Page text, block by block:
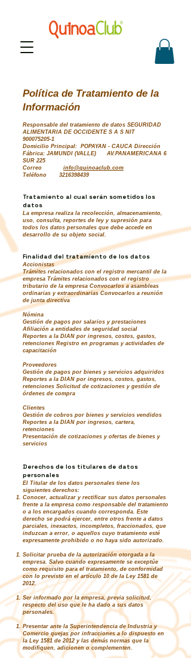
Política de Tratamiento de la
Información
Responsable del tratamiento de datos SEGURIDAD
ALIMENTARIA DE OCCIDENTE S A S NIT
900075205-1
Domicilio Principal: POPAYAN - CAUCA Dirección
Fábrica: JAMUNDI (VALLE) AV.PANAMERICANA 6
SUR 225
Correo info@quinoaclub.com
Teléfono 3216398439
Tratamiento al cual serán sometidos los
datos
La empresa realiza la recolección, almacenamiento,
uso, consulta, reportes de ley y supresión para
todos los datos personales que debe accede en
desarrollo de su objeto social.
Finalidad del tratamiento de los datos
Accionistas
Trámites relacionados con el registro mercantil de la
empresa Trámites relacionados con el registro
tributario de la empresa Convocarlos a asambleas
ordinarias y extraordinarias Convocarlos a reunión
de junta directiva
Nómina
Gestión de pagos por salarios y prestaciones
Afiliación a entidades de seguridad social
Reportes a la DIAN por ingresos, costos, gastos,
retenciones Registro en programas y actividades de
capacitación
Proveedores
Gestión de pagos por bienes y servicios adquiridos
Reportes a la DIAN por ingresos, costos, gastos,
retenciones Solicitud de cotizaciones y gestión de
órdenes de compra
Clientes
Gestión de cobros por bienes y servicios vendidos
Reportes a la DIAN por ingresos, cartera,
retenciones
Presentación de cotizaciones y ofertas de bienes y
servicios
Derechos de los titulares de datos
personales
El Titular de los datos personales tiene los
siguientes derechos:
Conocer, actualizar y rectificar sus datos personales
frente a la empresa como responsable del tratamiento
o a los encargados cuando corresponda. Este
derecho se podrá ejercer, entre otros frente a datos
parciales, inexactos, incompletos, fraccionados, que
induzcan a error, o aquellos cuyo tratamiento esté
expresamente prohibido o no haya sido autorizado.
Solicitar prueba de la autorización otorgada a la
empresa. Salvo cuando expresamente se exceptúe
como requisito para el tratamiento, de conformidad
con lo previsto en el artículo 10 de la Ley 1581 de
2012.
Ser informado por la empresa, previa solicitud,
respecto del uso que le ha dado a sus datos
personales.
Presentar ante la Superintendencia de Industria y
Comercio quejas por infracciones a lo dispuesto en
la Ley 1581 de 2012 y las demás normas que la
modifiquen, adicionen o complementen.